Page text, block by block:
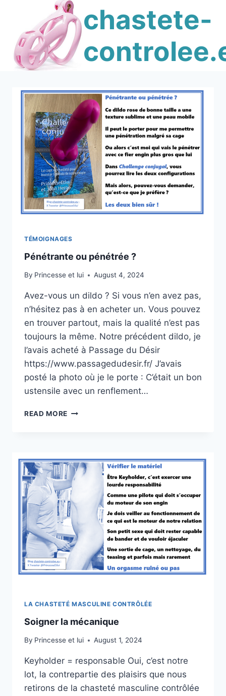
content
chastete-
TÉMOIGNAGES
Pénétrante ou pénétrée ?
By Princesse et lui August 4, 2024
Avez-vous un dildo ? Si vous n’en avez pas,
n’hésitez pas à en acheter un. Vous pouvez
en trouver partout, mais la qualité n’est pas
toujours la même. Notre précédent dildo, je
l’avais acheté à Passage du Désir
https://www.passagedudesir.fr/ J’avais
posté la photo où je le porte : C’était un bon
ustensile avec un renflement…
READ MORE PÉNÉTRANTE
LA CHASTETÉ MASCULINE CONTRÔLÉE
Soigner la mécanique
By Princesse et lui August 1, 2024
Keyholder = responsable Oui, c’est notre
lot, la contrepartie des plaisirs que nous
retirons de la chasteté masculine contrôlée